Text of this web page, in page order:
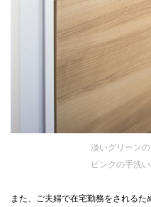
淡いグリーン
ピンクの手洗
また、ご夫婦で在宅勤務をされる